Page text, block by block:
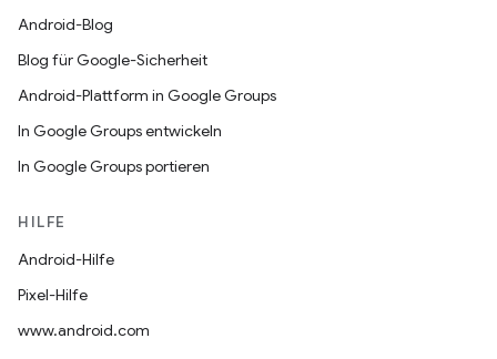
Android-Blog
Blog für Google-Sicherheit
Android-Plattform in Google Groups
In Google Groups entwickeln
In Google Groups portieren
HILFE
Android-Hilfe
Pixel-Hilfe
www.android.com